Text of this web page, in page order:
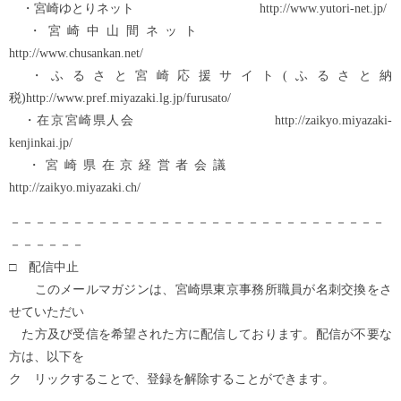
・宮崎ゆとりネット http://www.yutori-net.jp/
・宮崎中山間ネット
http://www.chusankan.net/
・ふるさと宮崎応援サイト(ふるさと納
税)http://www.pref.miyazaki.lg.jp/furusato/
・在京宮崎県人会 http://zaikyo.miyazaki-
kenjinkai.jp/
・宮崎県在京経営者会議
http://zaikyo.miyazaki.ch/
－－－－－－－－－－－－－－－－－－－－－－－－－－－－－－
－－－－－－
□ 配信中止
このメールマガジンは、宮崎県東京事務所職員が名刺交換をさ
せていただい
た方及び受信を希望された方に配信しております。配信が不要な
方は、以下を
ク リックすることで、登録を解除することができます。